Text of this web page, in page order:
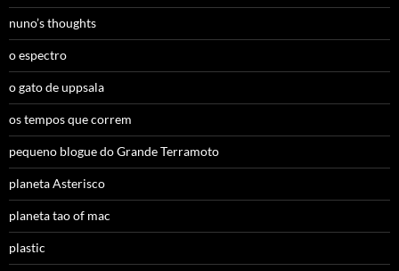
nuno’s thoughts
o espectro
o gato de uppsala
os tempos que correm
pequeno blogue do Grande Terramoto
planeta Asterisco
planeta tao of mac
plastic